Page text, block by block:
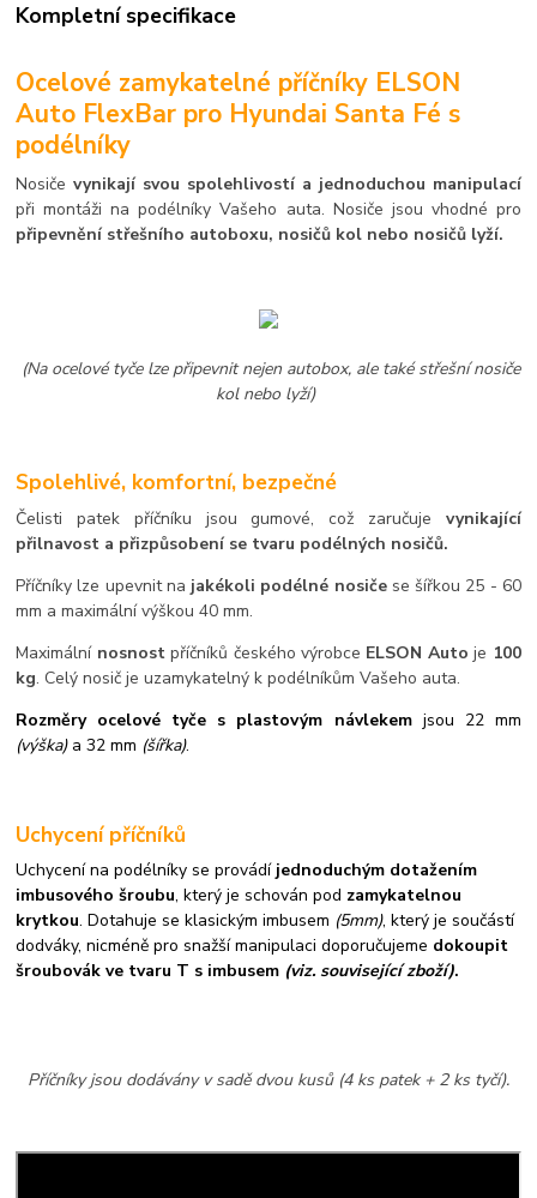
Kompletní specifikace
Ocelové zamykatelné příčníky ELSON
Auto FlexBar pro Hyundai Santa Fé s
podélníky
Nosičevynikají svou spolehlivostí a jednoduchou manipulací
při montáži na podélníky Vašeho auta. Nosiče jsou vhodné pro
připevnění střešního autoboxu, nosičů kol nebo nosičů lyží.
(Na ocelové tyče lze připevnit nejen autobox, ale také střešní nosiče
kol nebo lyží)
Spolehlivé, komfortní, bezpečné
Čelisti patek příčníku jsou gumové, což zaručuje vynikající
přilnavost a přizpůsobení se tvaru podélných nosičů.
Příčníky lze upevnit na jakékoli podélné nosičese šířkou 25 - 60
mm a maximální výškou 40 mm.
Maximální nosnostpříčníků českého výrobce ELSON Autoje 100
kg. Celý nosič je uzamykatelný k podélníkům Vašeho auta.
Rozměry ocelové tyče s plastovým návlekemjsou 22 mm
(výška)a 32 mm (šířka).
Uchycení příčníků
Uchycení na podélníky se provádí jednoduchým dotažením
imbusového šroubu, který je schován pod zamykatelnou
krytkou. Dotahuje se klasickým imbusem (5mm), který je součástí
dodváky, nicméně pro snažší manipulaci doporučujeme dokoupit
šroubovák ve tvaru T s imbusem (viz. související zboží).
Příčníky jsou dodávány v sadě dvou kusů (4 ks patek + 2 ks tyčí).